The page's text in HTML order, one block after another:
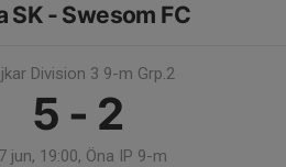
SK - Swesom FC
Division 3 9-m Grp.2
5 - 2
jun, 19:00, Öna IP 9-m